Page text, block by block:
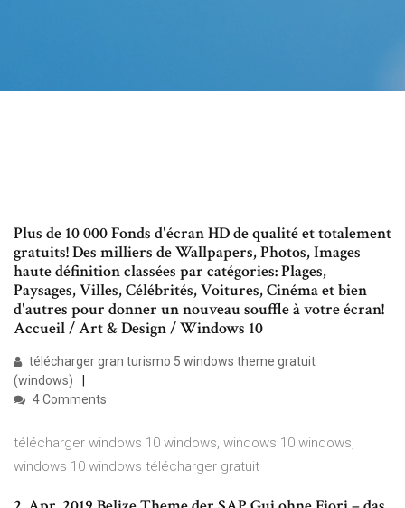
Plus de 10 000 Fonds d'écran HD de qualité et totalement
gratuits! Des milliers de Wallpapers, Photos, Images
haute définition classées par catégories: Plages,
Paysages, Villes, Célébrités, Voitures, Cinéma et bien
d'autres pour donner un nouveau souffle à votre écran!
Accueil / Art & Design / Windows 10
télécharger gran turismo 5 windows theme gratuit
(windows)
4 Comments
télécharger windows 10 windows, windows 10 windows,
windows 10 windows télécharger gratuit